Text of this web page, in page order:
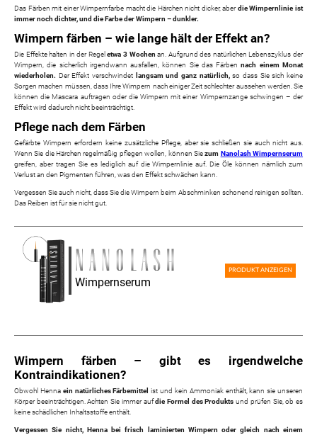
Das Färben mit einer Wimpernfarbe macht die Härchen nicht dicker, aberdie Wimpernlinie ist
immer noch dichter, und die Farbe der Wimpern – dunkler.
Wimpern färben – wie lange hält der Effekt an?
Die Effekte halten in der Regeletwa 3 Wochen an. Aufgrund des natürlichen Lebenszyklus der
Wimpern, die sicherlich irgendwann ausfallen, können Sie das Färbennach einem Monat
wiederholen. Der Effekt verschwindet langsam und ganz natürlich,so dass Sie sich keine
Sorgen machen müssen, dass Ihre Wimpern nach einiger Zeit schlechter aussehen werden. Sie
können die Mascara auftragen oder die Wimpern mit einer Wimpernzange schwingen – der
Effekt wird dadurch nicht beeinträchtigt.
Pflege nach dem Färben
Gefärbte Wimpern erfordern keine zusätzliche Pflege, aber sie schließen sie auch nicht aus.
Wenn Sie die Härchen regelmäßig pflegen wollen, können Siezum Nanolash Wimpernserum
greifen, aber tragen Sie es lediglich auf die Wimpernlinie auf. Die Öle können nämlich zum
Verlust an den Pigmenten führen, was den Effekt schwächen kann.
Vergessen Sie auch nicht, dass Sie die Wimpern beim Abschminken schonend reinigen sollten.
Das Reiben ist für sie nicht gut.
Wimpernserum
PRODUKT ANZEIGEN
Wimpern färben – gibt es irgendwelche
Kontraindikationen?
Obwohl Henna ein natürliches Färbemittel ist und kein Ammoniak enthält, kann sie unseren
Körper beeinträchtigen. Achten Sie immer aufdie Formel des Produkts und prüfen Sie, ob es
keine schädlichen Inhaltsstoffe enthält.
Vergessen Sie nicht, Henna bei frisch laminierten Wimpern oder gleich nach einem